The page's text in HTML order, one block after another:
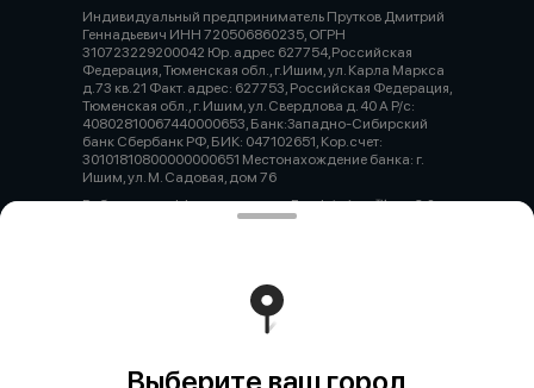
Индивидуальный предприниматель Прутков Дмитрий
Геннадьевич ИНН 720506860235, ОГРН
310723229200042 Юр. адрес 627754,Российская
Федерация, Тюменская обл., г.Ишим, ул. Карла Маркса
д.73 кв.21 Факт. адрес: 627753, Российская Федерация,
Тюменская обл., г. Ишим, ул. Свердлова д. 40 А Р/с:
40802810067440000653, Банк:Западно-Сибирский
банк Сбербанк РФ, БИК: 047102651, Кор.счет:
30101810800000000651 Местонахождение банка: г.
Ишим, ул. М. Садовая, дом 76
Работает на эффективном ядреFoodpicássover. 3.2
Политика конфиденциальности
Публичная оферта